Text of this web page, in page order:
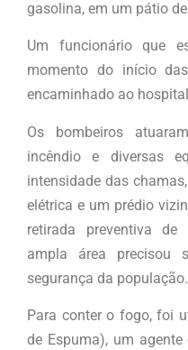
gasolina, em um pátio
Um funcionário que
momento do início
encaminhado ao
Os bombeiros
incêndio e diversas
intensidade das
elétrica e um prédio
retirada preventiva de
ampla área precisou
segurança da população.
Para conter o fogo, foi
de Espuma), um